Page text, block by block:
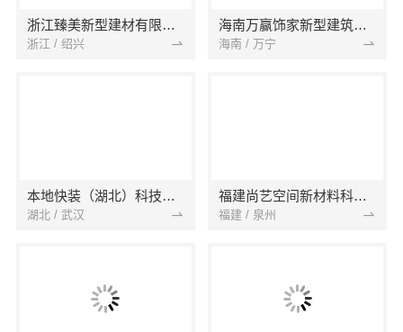
浙江臻美新型建材有限公司
浙江 / 绍兴
海南万赢饰家新型建筑材料有限公司
海南 / 万宁
本地快装（湖北）科技有限公司
湖北 / 武汉
福建尚艺空间新材料科技有限公司
福建 / 泉州